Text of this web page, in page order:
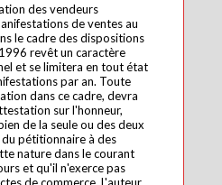
des vendeurs
de ventes au
le cadre des dispositions
revêt un caractère
et se limitera en tout état
par an. Toute
dans ce cadre, devra
sur l'honneur,
de la seule ou des deux
pétitionnaire à des
nature dans le courant
et qu'il n'exerce pas
de commerce. L'auteur